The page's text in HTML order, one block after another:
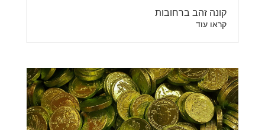
קונה זהב ברחובות
קראו עוד